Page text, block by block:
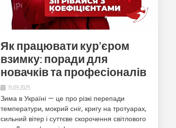
Як працювати кур’єром
взимку: поради для
новачків та професіоналів
15.09.2025
Зима в Україні — це про різкі перепади
температури, мокрий сніг, кригу на тротуарах,
сильний вітер і суттєве скорочення світлового